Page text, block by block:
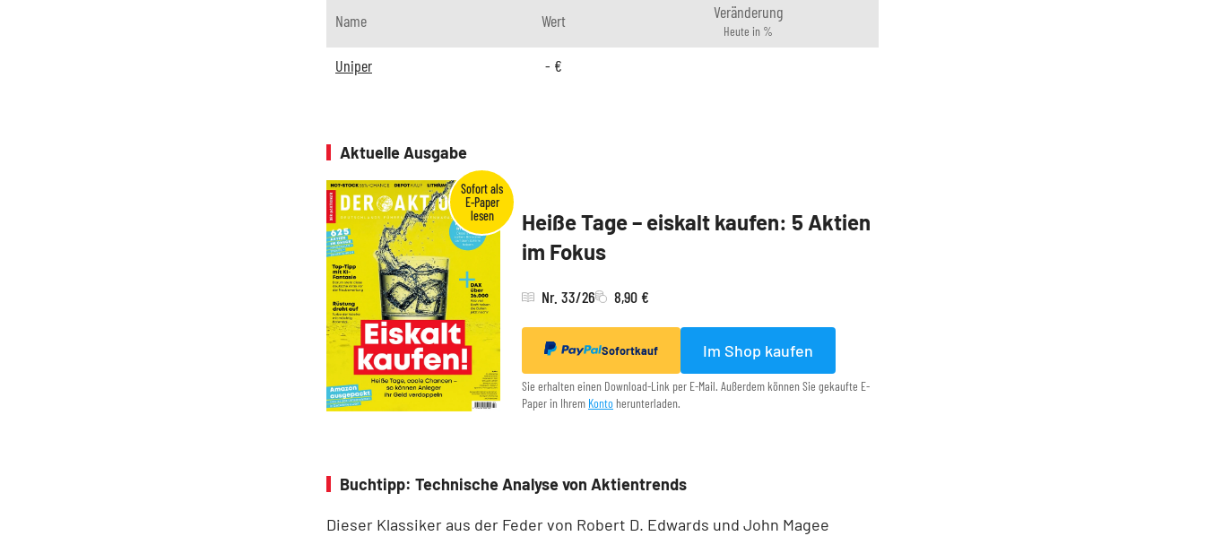
Name Wert Veränderung
Heute in %
Uniper - €
Aktuelle Ausgabe
Heiße Tage – eiskalt kaufen: 5 Aktien
im Fokus
Nr. 33/26 8,90 €
Sofortkauf Im Shop kaufen
Sie erhalten einen Download-Link per E-Mail. Außerdem können Sie gekaufte E-
Paper in Ihrem Konto herunterladen.
Buchtipp: Technische Analyse von Aktientrends
Dieser Klassiker aus der Feder von Robert D. Edwards und John Magee